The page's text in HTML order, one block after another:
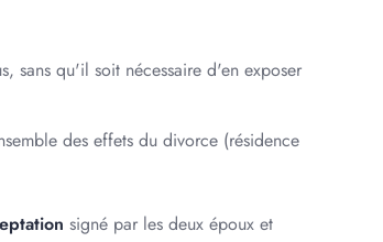
sans qu'il soit nécessaire d'en exposer
des effets du divorce (résidence
signé par les deux époux et